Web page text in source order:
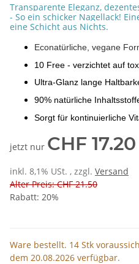
Transparente Eleganz,
- So ein schicker Nagellack!
eine Schicht aus Nichts.
Econatürliche, vegane
10 Free - verzichtet auf
Ultra-Glanz lange
90% natürliche
Sorgt für kontinuierliche
jetzt nur CHF 17.20
inkl. 8,1% USt. , zzgl. Versand
Alter Preis: CHF 21.50
Rabatt: 20%
Ware bestellt. 14 Stk
dem 20.08.2026 verfügbar.